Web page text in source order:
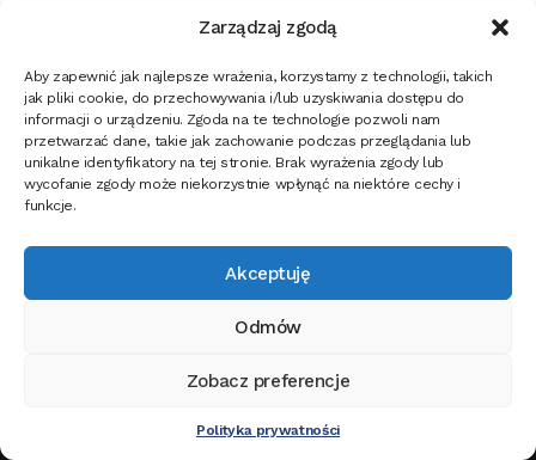
Zarządzaj zgodą
Aby zapewnić jak najlepsze wrażenia, korzystamy z technologii, takich
jak pliki cookie, do przechowywania i/lub uzyskiwania dostępu do
informacji o urządzeniu. Zgoda na te technologie pozwoli nam
przetwarzać dane, takie jak zachowanie podczas przeglądania lub
unikalne identyfikatory na tej stronie. Brak wyrażenia zgody lub
wycofanie zgody może niekorzystnie wpłynąć na niektóre cechy i
funkcje.
Akceptuję
Odmów
Zobacz preferencje
Polityka prywatności
Zara Abażur – kolor beżowy
1 237,44zł
Dodaj do koszyka
Ta strona korzysta z ciasteczek, aby świadczyć usługi na najwyższym
użycie. Zgoda